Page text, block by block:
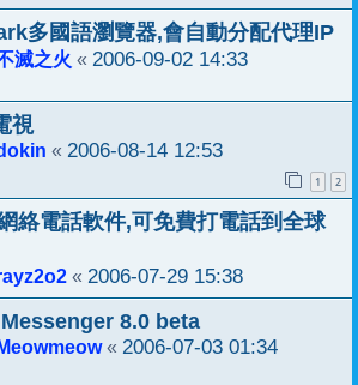
多國語瀏覽器,會自動分配代理IP
滅之火 « 2006-09-02 14:33
視
« 2006-08-14 12:53
1 2
絡電話軟件,可免費打電話到全球
« 2006-07-29 15:38
8.0 beta
« 2006-07-03 01:34